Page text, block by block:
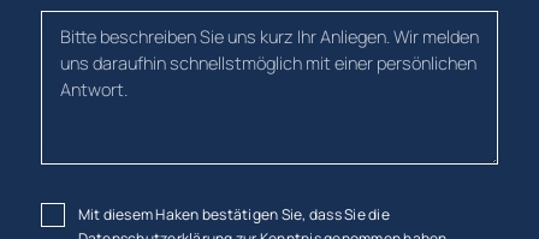
Mit diesem Haken bestätigen Sie, dass Sie die